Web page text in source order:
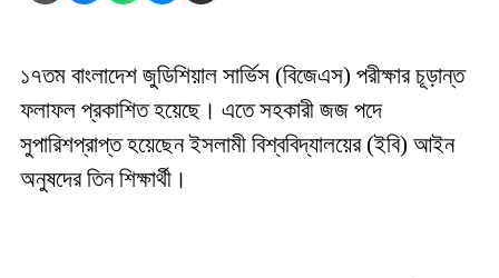
১৭তম বাংলাদেশ জুডিশিয়াল সার্ভিস (বিজেএস) পরীক্ষার চূড়ান্ত
ফলাফল প্রকাশিত হয়েছে। এতে সহকারী জজ পদে
সুপারিশপ্রাপ্ত হয়েছেন ইসলামী বিশ্ববিদ্যালয়ের (ইবি) আইন
অনুষদের তিন শিক্ষার্থী।